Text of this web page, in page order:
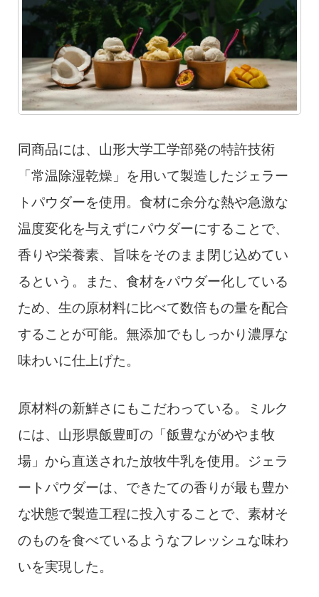
同商品には、山形大学工学部発の特許技術
「常温除湿乾燥」を用いて製造したジェラー
トパウダーを使用。食材に余分な熱や急激な
温度変化を与えずにパウダーにすることで、
香りや栄養素、旨味をそのまま閉じ込めてい
るという。また、食材をパウダー化している
ため、生の原材料に比べて数倍もの量を配合
することが可能。無添加でもしっかり濃厚な
味わいに仕上げた。
原材料の新鮮さにもこだわっている。ミルク
には、山形県飯豊町の「飯豊ながめやま牧
場」から直送された放牧牛乳を使用。ジェラ
ートパウダーは、できたての香りが最も豊か
な状態で製造工程に投入することで、素材そ
のものを食べているようなフレッシュな味わ
いを実現した。